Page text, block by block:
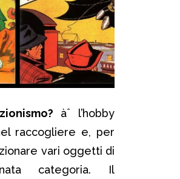
àˆ l’hobby
raccogliere e, per
vari oggetti di
categoria. Il